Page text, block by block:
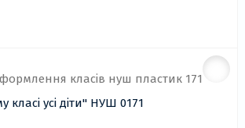
Стенд "У нашому класі усі діти" НУШ 0171